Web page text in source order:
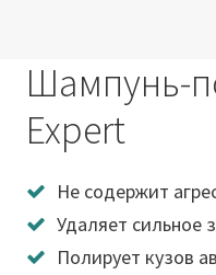
Шампунь-
Expert
Не содержит
Удаляет сильное
Полирует кузов